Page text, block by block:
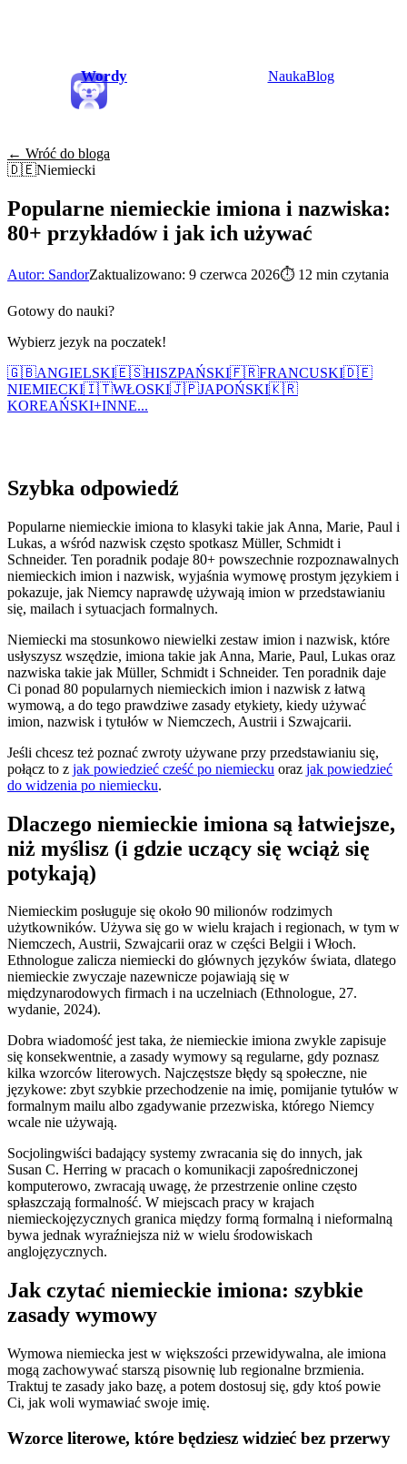
Wordy NaukaBlog
← Wróć do bloga
🇩🇪Niemiecki
Popularne niemieckie imiona i nazwiska:
80+ przykładów i jak ich używać
Autor: SandorZaktualizowano: 9 czerwca 2026⏱ 12 min czytania
Gotowy do nauki?
Wybierz jezyk na poczatek!
🇬🇧ANGIELSKI🇪🇸HISZPAŃSKI🇫🇷FRANCUSKI🇩🇪
NIEMIECKI🇮🇹WŁOSKI🇯🇵JAPOŃSKI🇰🇷
KOREAŃSKI+INNE...
Szybka odpowiedź
Popularne niemieckie imiona to klasyki takie jak Anna, Marie, Paul i
Lukas, a wśród nazwisk często spotkasz Müller, Schmidt i
Schneider. Ten poradnik podaje 80+ powszechnie rozpoznawalnych
niemieckich imion i nazwisk, wyjaśnia wymowę prostym językiem i
pokazuje, jak Niemcy naprawdę używają imion w przedstawianiu
się, mailach i sytuacjach formalnych.
Niemiecki ma stosunkowo niewielki zestaw imion i nazwisk, które
usłyszysz wszędzie, imiona takie jak Anna, Marie, Paul, Lukas oraz
nazwiska takie jak Müller, Schmidt i Schneider. Ten poradnik daje
Ci ponad 80 popularnych niemieckich imion i nazwisk z łatwą
wymową, a do tego prawdziwe zasady etykiety, kiedy używać
imion, nazwisk i tytułów w Niemczech, Austrii i Szwajcarii.
Jeśli chcesz też poznać zwroty używane przy przedstawianiu się,
połącz to z jak powiedzieć cześć po niemiecku oraz jak powiedzieć
do widzenia po niemiecku.
Dlaczego niemieckie imiona są łatwiejsze,
niż myślisz (i gdzie uczący się wciąż się
potykają)
Niemieckim posługuje się około 90 milionów rodzimych
użytkowników. Używa się go w wielu krajach i regionach, w tym w
Niemczech, Austrii, Szwajcarii oraz w części Belgii i Włoch.
Ethnologue zalicza niemiecki do głównych języków świata, dlatego
niemieckie zwyczaje nazewnicze pojawiają się w
międzynarodowych firmach i na uczelniach (Ethnologue, 27.
wydanie, 2024).
Dobra wiadomość jest taka, że niemieckie imiona zwykle zapisuje
się konsekwentnie, a zasady wymowy są regularne, gdy poznasz
kilka wzorców literowych. Najczęstsze błędy są społeczne, nie
językowe: zbyt szybkie przechodzenie na imię, pomijanie tytułów w
formalnym mailu albo zgadywanie przezwiska, którego Niemcy
wcale nie używają.
Socjolingwiści badający systemy zwracania się do innych, jak
Susan C. Herring w pracach o komunikacji zapośredniczonej
komputerowo, zwracają uwagę, że przestrzenie online często
spłaszczają formalność. W miejscach pracy w krajach
niemieckojęzycznych granica między formą formalną i nieformalną
bywa jednak wyraźniejsza niż w wielu środowiskach
anglojęzycznych.
Jak czytać niemieckie imiona: szybkie
zasady wymowy
Wymowa niemiecka jest w większości przewidywalna, ale imiona
mogą zachowywać starszą pisownię lub regionalne brzmienia.
Traktuj te zasady jako bazę, a potem dostosuj się, gdy ktoś powie
Ci, jak woli wymawiać swoje imię.
Wzorce literowe, które będziesz widzieć bez przerwy